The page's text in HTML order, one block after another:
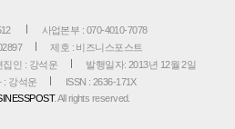
사업본부 : 070-4010-7078
제호 : 비즈니스포스트
집인 : 강석운
발행일자: 2013년 12월 2일
: 강석운
ISSN : 2636-171X
. All rights reserved.